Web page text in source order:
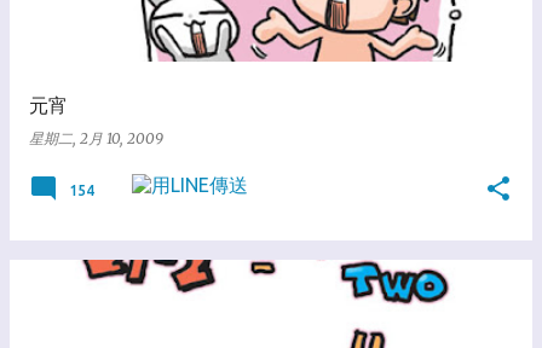
元宵
星期二, 2月 10, 2009
154